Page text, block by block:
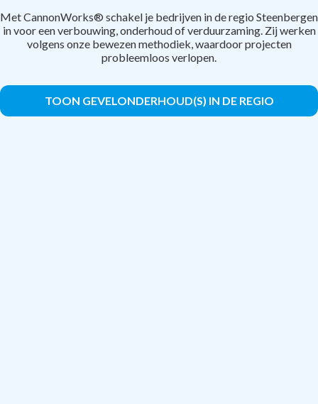
Met CannonWorks® schakel je bedrijven in de regio Steenbergen
in voor een verbouwing, onderhoud of verduurzaming. Zij werken
volgens onze bewezen methodiek, waardoor projecten
probleemloos verlopen.
TOON GEVELONDERHOUD(S) IN DE REGIO